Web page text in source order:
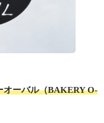
オーバル（BAKERY O-